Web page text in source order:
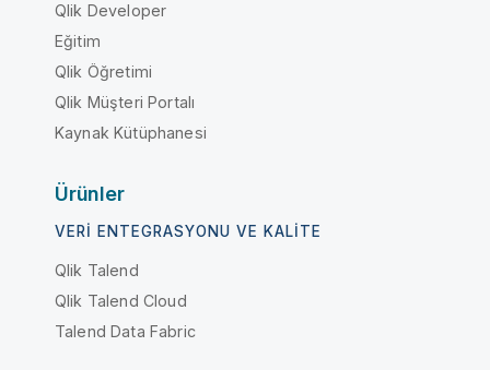
Qlik Developer
Eğitim
Qlik Öğretimi
Qlik Müşteri Portalı
Kaynak Kütüphanesi
Ürünler
VERI ENTEGRASYONU VE KALITE
Qlik Talend
Qlik Talend Cloud
Talend Data Fabric